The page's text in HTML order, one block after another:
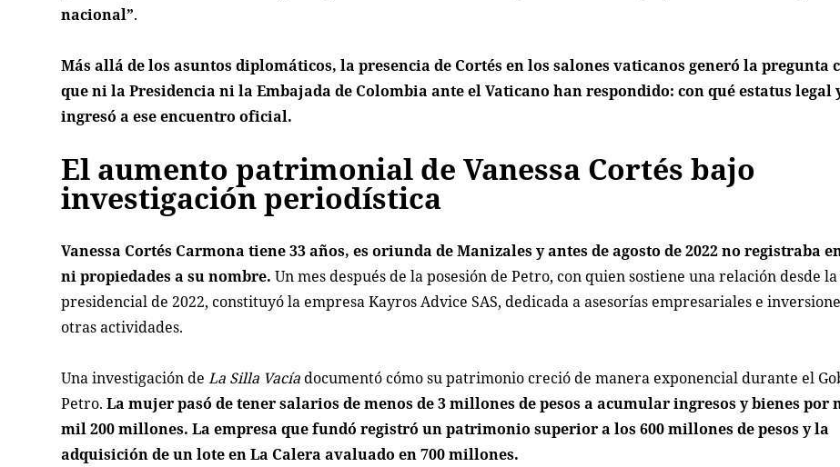
nacional”.
Más allá de los asuntos diplomáticos, la presencia de Cortés en los salones vaticanos generó la pregunta
que ni la Presidencia ni la Embajada de Colombia ante el Vaticano han respondido: con qué estatus legal
ingresó a ese encuentro oficial.
El aumento patrimonial de Vanessa Cortés bajo
investigación periodística
Vanessa Cortés Carmona tiene 33 años, es oriunda de Manizales y antes de agosto de 2022 no registraba
ni propiedades a su nombre. Un mes después de la posesión de Petro, con quien sostiene una relación desde
presidencial de 2022, constituyó la empresa Kayros Advice SAS, dedicada a asesorías empresariales e
otras actividades.
Una investigación deLa Silla Vacíadocumentó cómo su patrimonio creció de manera exponencial durante el
Petro.La mujer pasó de tener salarios de menos de 3 millones de pesos a acumular ingresos y bienes por
mil 200 millones. La empresa que fundó registró un patrimonio superior a los 600 millones de pesos y la
adquisición de un lote en La Calera avaluado en 700 millones.